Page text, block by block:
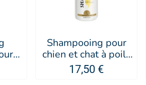
Shampooing pour
chien et chat à poils
mi-longs banane IV
SAN BERNARD
17,50 €